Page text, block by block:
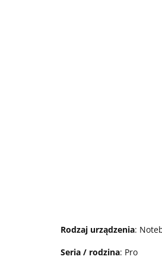
Rodzaj urządzenia:
Seria / rodzina: Pro